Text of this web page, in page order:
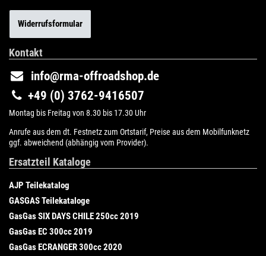
Widerrufsformular
Kontakt
info@rma-offroadshop.de
+49 (0) 3762-9416507
Montag bis Freitag von 8.30 bis 17.30 Uhr
Anrufe aus dem dt. Festnetz zum Ortstarif, Preise aus dem Mobilfunknetz
ggf. abweichend (abhängig vom Provider).
Ersatzteil Kataloge
AJP Teilekatalog
GASGAS Teilekataloge
GasGas SIX DAYS CHILE 250cc 2019
GasGas EC 300cc 2019
GasGas ECRANGER 300cc 2020